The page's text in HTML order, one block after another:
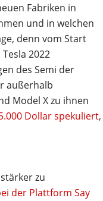
Fabriken in
und in welchen
denn vom Start
2022
des Semi der
außerhalb
Model X zu ihnen
Dollar spekuliert,
zu
der Plattform Say